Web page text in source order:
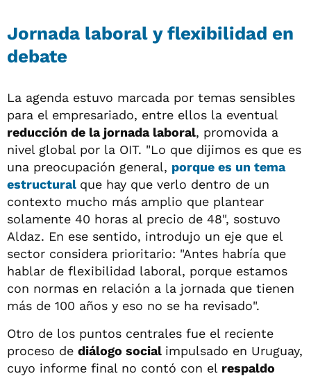
Jornada laboral y flexibilidad en
debate
La agenda estuvo marcada por temas sensibles
para el empresariado, entre ellos la eventual
reducción de la jornada laboral, promovida a
nivel global por la OIT. "Lo que dijimos es que es
una preocupación general, porque es un tema
estructural que hay que verlo dentro de un
contexto mucho más amplio que plantear
solamente 40 horas al precio de 48", sostuvo
Aldaz. En ese sentido, introdujo un eje que el
sector considera prioritario: "Antes habría que
hablar de flexibilidad laboral, porque estamos
con normas en relación a la jornada que tienen
más de 100 años y eso no se ha revisado".
Otro de los puntos centrales fue el reciente
proceso de diálogo social impulsado en Uruguay,
cuyo informe final no contó con el respaldo